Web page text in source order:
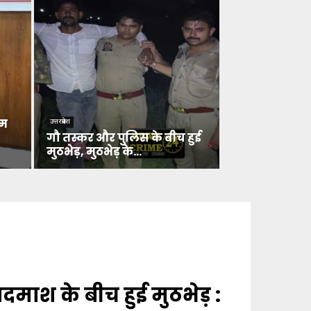
त
स्क
औ
हु
ई
उत्तरप्रदेश
गौ तस्कर और पुलिस के बीच हुई
मुठभेड़, मुठभेड़ के...
के बीच हुई मुठभेड़ :